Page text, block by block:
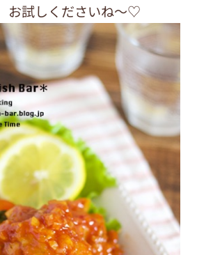
お試しくださいね〜♡